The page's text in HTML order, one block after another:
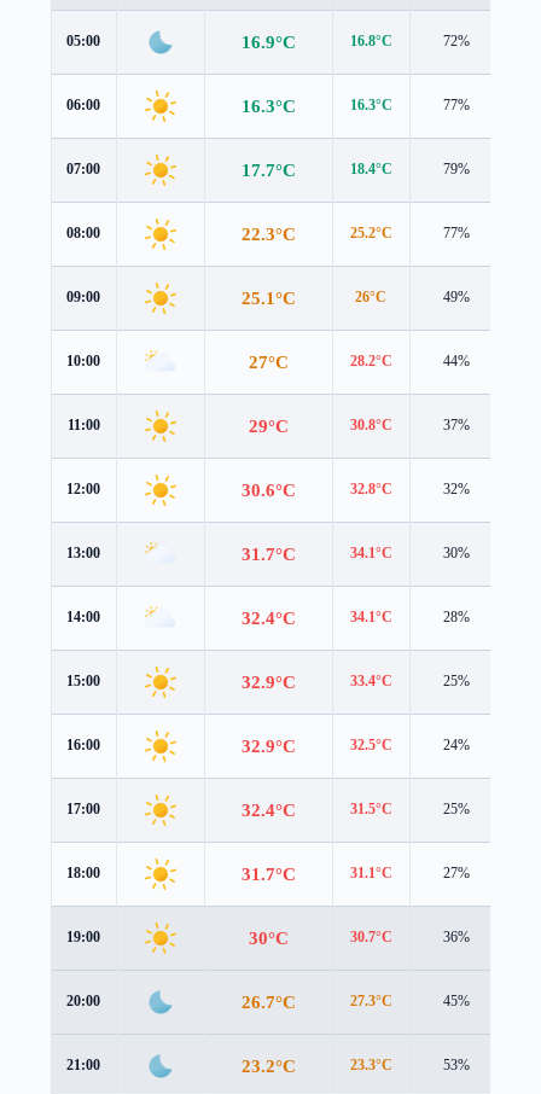
05:00 16.9°C 16.8°C 72%
06:00 16.3°C 16.3°C 77%
07:00 17.7°C 18.4°C 79%
08:00 22.3°C 25.2°C 77%
09:00 25.1°C 26°C 49%
10:00 27°C 28.2°C 44%
11:00 29°C 30.8°C 37%
12:00 30.6°C 32.8°C 32%
13:00 31.7°C 34.1°C 30%
14:00 32.4°C 34.1°C 28%
15:00 32.9°C 33.4°C 25%
16:00 32.9°C 32.5°C 24%
17:00 32.4°C 31.5°C 25%
18:00 31.7°C 31.1°C 27%
19:00 30°C 30.7°C 36%
20:00 26.7°C 27.3°C 45%
21:00 23.2°C 23.3°C 53%